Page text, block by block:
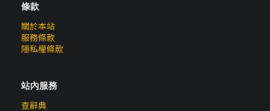
條款
關於本站
服務條款
隱私權條款
站內服務
查辭典